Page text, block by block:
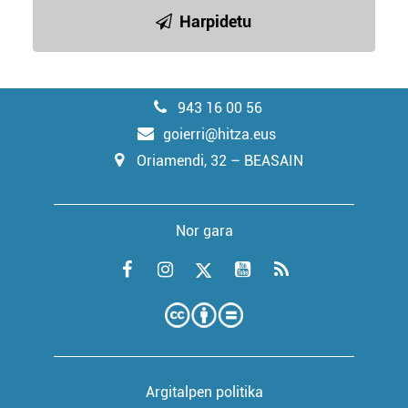
Harpidetu
943 16 00 56
goierri@hitza.eus
Oriamendi, 32 – BEASAIN
Nor gara
Argitalpen politika